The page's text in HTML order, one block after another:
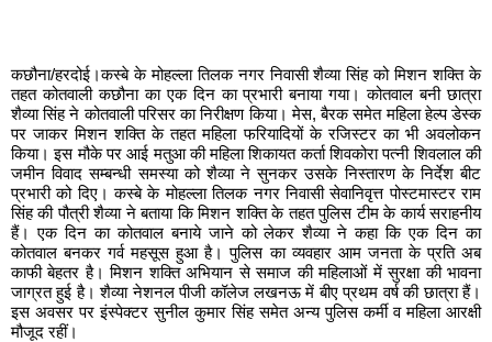
कछौना/हरदोई।कस्बे के मोहल्ला तिलक नगर निवासी शैव्या सिंह को मिशन शक्ति के
तहत कोतवाली कछौना का एक दिन का प्रभारी बनाया गया। कोतवाल बनी छात्रा
शैव्या सिंह ने कोतवाली परिसर का निरीक्षण किया। मेस, बैरक समेत महिला हेल्प डेस्क
पर जाकर मिशन शक्ति के तहत महिला फरियादियों के रजिस्टर का भी अवलोकन
किया। इस मौके पर आई मतुआ की महिला शिकायत कर्ता शिवकोरा पत्नी शिवलाल की
जमीन विवाद सम्बन्धी समस्या को शैव्या ने सुनकर उसके निस्तारण के निर्देश बीट
प्रभारी को दिए। कस्बे के मोहल्ला तिलक नगर निवासी सेवानिवृत्त पोस्टमास्टर राम
सिंह की पौत्री शैव्या ने बताया कि मिशन शक्ति के तहत पुलिस टीम के कार्य सराहनीय
हैं। एक दिन का कोतवाल बनाये जाने को लेकर शैव्या ने कहा कि एक दिन का
कोतवाल बनकर गर्व महसूस हुआ है। पुलिस का व्यवहार आम जनता के प्रति अब
काफी बेहतर है। मिशन शक्ति अभियान से समाज की महिलाओं में सुरक्षा की भावना
जाग्रत हुई है। शैव्या नेशनल पीजी कॉलेज लखनऊ में बीए प्रथम वर्ष की छात्रा हैं।
इस अवसर पर इंस्पेक्टर सुनील कुमार सिंह समेत अन्य पुलिस कर्मी व महिला आरक्षी
मौजूद रहीं।